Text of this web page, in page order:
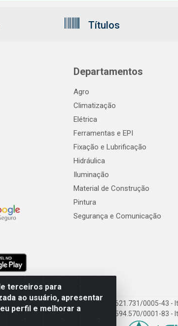
terceiros para
ao usuário, apresentar
perfil e melhorar a
Títulos
Departamentos
Agro
Climatização
Elétrica
Ferramentas e EPI
Fixação e Lubrificação
Hidráulica
Iluminação
Material de Construção
Pintura
Segurança e Comunicação
EP Elétrica LTDA - 18.621.731/0005-43
EP Elétrica LTDA - 48.594.570/0001-83 -